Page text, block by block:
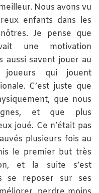
Nous avons vu
enfants dans les
Je pense que
une motivation
aussi savent jouer au
qui jouent
C’est juste que
que nous
et que plus
joué. Ce n’était pas
plusieurs fois au
le premier but très
et la suite s’est
se reposer sur ses